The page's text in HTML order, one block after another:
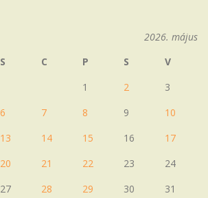
2026. május
S C P S
V
1
2
3
6 7 8 9
10
13 14 15 16
17
20 21 22 23
24
27 28 29 30 31